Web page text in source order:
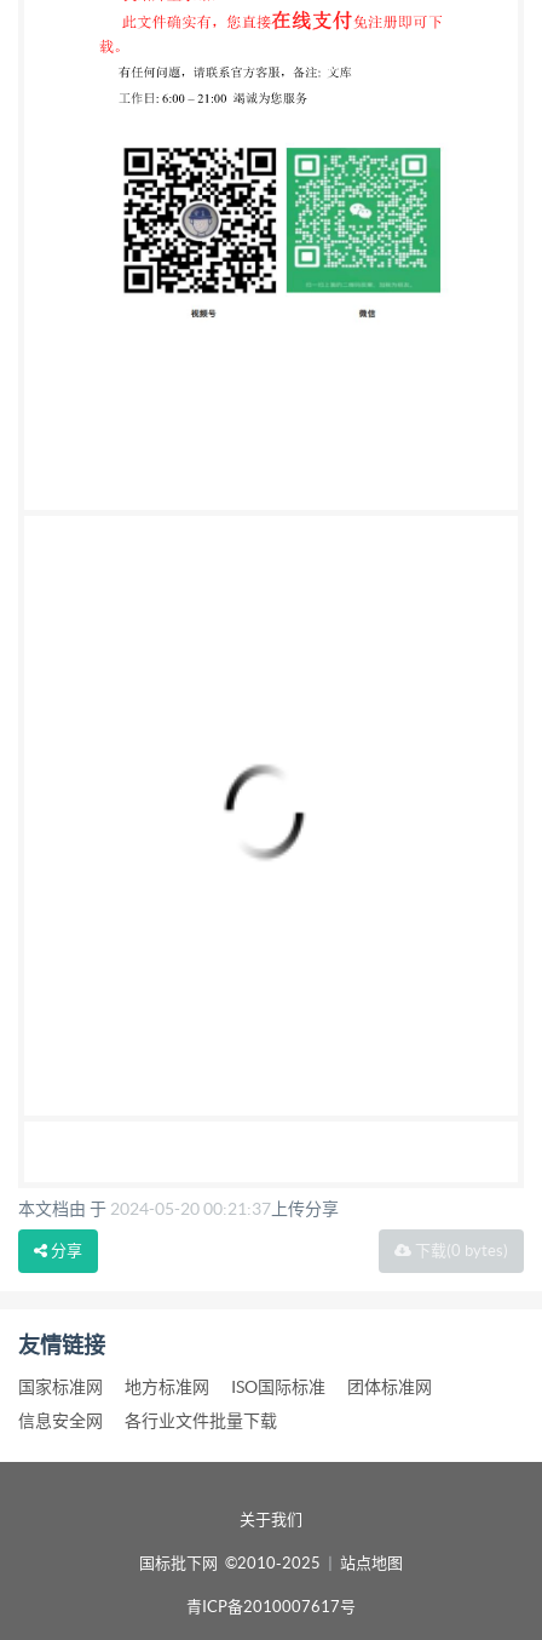
本文档由 于 2024-05-20 00:21:37 上传分享
下载(0 bytes)
分享
友情链接
国家标准网 地方标准网 ISO国际标准
团体标准网
信息安全网
各行业文件批量下载
关于我们
国标批下网 ©2010-2025 站点地图
青ICP备2010007617号